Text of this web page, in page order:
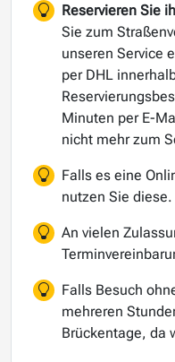
Reservieren Sie
Sie zum
unseren Service
per DHL
Minuten per E-
nicht mehr zum
Falls es eine
nutzen Sie
An vielen
Falls Besuch
mehreren
Brückentage, da